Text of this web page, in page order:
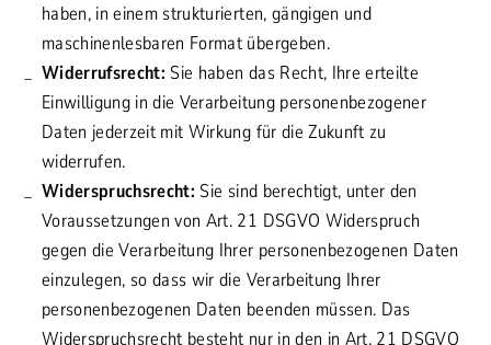
haben, in einem strukturierten, gängigen und
maschinenlesbaren Format übergeben.
Widerrufsrecht: Sie haben das Recht, Ihre erteilte
Einwilligung in die Verarbeitung personenbezogener
Daten jederzeit mit Wirkung für die Zukunft zu
widerrufen.
Widerspruchsrecht: Sie sind berechtigt, unter den
Voraussetzungen von Art. 21 DSGVO Widerspruch
gegen die Verarbeitung Ihrer personenbezogenen Daten
einzulegen, so dass wir die Verarbeitung Ihrer
personenbezogenen Daten beenden müssen. Das
Widerspruchsrecht besteht nur in den in Art. 21 DSGVO